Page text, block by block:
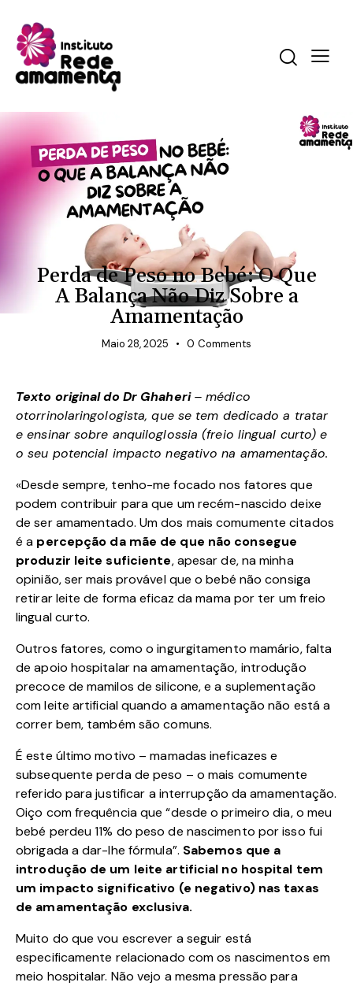
AMAMENTAÇÃO
Perda de Peso no Bebé: O Que
A Balança Não Diz Sobre a
Amamentação
Maio 28, 2025 0 Comments
Texto original do Dr Ghaheri– médico
otorrinolaringologista, que se tem dedicado a tratar
e ensinar sobre anquiloglossia (freio lingual curto) e
o seu potencial impacto negativo na amamentação.
«Desde sempre, tenho-me focado nos fatores que
podem contribuir para que um recém-nascido deixe
de ser amamentado. Um dos mais comumente citados
é a percepção da mãe de que não consegue
produzir leite suficiente, apesar de, na minha
opinião, ser mais provável que o bebé não consiga
retirar leite de forma eficaz da mama por ter um freio
lingual curto.
Outros fatores, como o ingurgitamento mamário, falta
de apoio hospitalar na amamentação, introdução
precoce de mamilos de silicone, e a suplementação
com leite artificial quando a amamentação não está a
correr bem, também são comuns.
É este último motivo – mamadas ineficazes e
subsequente perda de peso – o mais comumente
referido para justificar a interrupção da amamentação.
Oiço com frequência que “desde o primeiro dia, o meu
bebé perdeu 11% do peso de nascimento por isso fui
obrigada a dar-lhe fórmula”. Sabemos que a
introdução de um leite artificial no hospital tem
um impacto significativo (e negativo) nas taxas
de amamentação exclusiva.
Muito do que vou escrever a seguir está
especificamente relacionado com os nascimentos em
meio hospitalar. Não vejo a mesma pressão para